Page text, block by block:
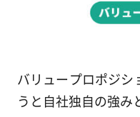
バリュープロポジシ
うと自社独自の強み